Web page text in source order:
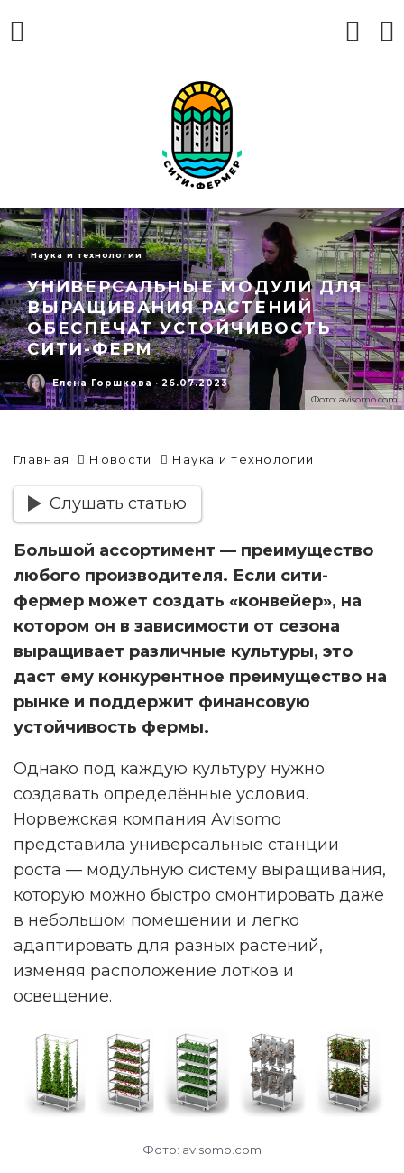
Фото: avisomo.com
Наука и технологии
УНИВЕРСАЛЬНЫЕ МОДУЛИ ДЛЯ
ВЫРАЩИВАНИЯ РАСТЕНИЙ
ОБЕСПЕЧАТ УСТОЙЧИВОСТЬ
СИТИ-ФЕРМ
Елена Горшкова · 26.07.2023
Главная Новости Наука и технологии
Слушать статью
Большой ассортимент — преимущество
любого производителя. Если сити-
фермер может создать «конвейер», на
котором он в зависимости от сезона
выращивает различные культуры, это
даст ему конкурентное преимущество на
рынке и поддержит финансовую
устойчивость фермы.
Однако под каждую культуру нужно
создавать определённые условия.
Норвежская компания Avisomo
представила универсальные станции
роста — модульную систему выращивания,
которую можно быстро смонтировать даже
в небольшом помещении и легко
адаптировать для разных растений,
изменяя расположение лотков и
освещение.
Фото: avisomo.com